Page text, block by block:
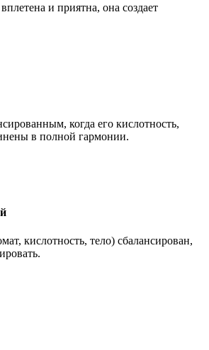
и приятна, она создает
когда его кислотность,
в полной гармонии.
кислотность, тело) сбалансирован,